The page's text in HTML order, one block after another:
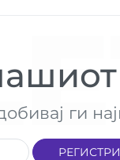
ги